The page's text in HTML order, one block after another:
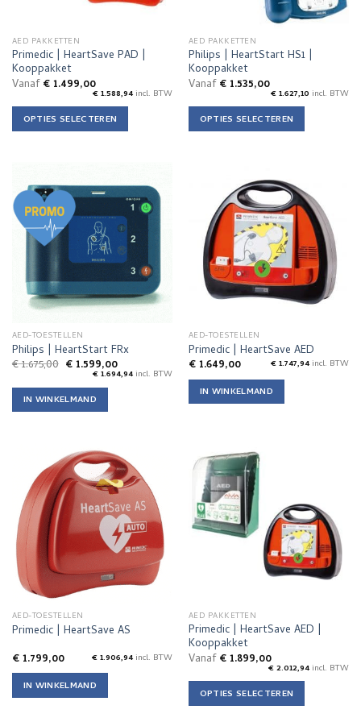
productpagina
productpagina
AED PAKKETTEN
Primedic | HeartSave PAD |
Kooppakket
Vanaf€1.499,00€1.588,94 incl. BTW
OPTIES SELECTEREN
meerdere
variaties.
Deze
optie
gekozen
worden
productpagina
AED PAKKETTEN
Philips | HeartStart HS1 |
Kooppakket
Vanaf€1.535,00€1.627,10 incl. BTW
OPTIES SELECTEREN
meerdere
variaties.
Deze
optie
kan
gekozen
worden
productpagina
AED-TOESTELLEN
Philips | HeartStart FRx
€1.675,00 Oorspronkelijke
was:
€ 1.675,00.
€1.599,00Huidige
prijs
€1.694,94 incl. BTW
IN WINKELMAND
AED-TOESTELLEN
Primedic | HeartSave AED
€1.649,00 €1.747,94 incl. BTW
IN WINKELMAND
AED-TOESTELLEN
Primedic | HeartSave AS
€1.799,00 €1.906,94 incl. BTW
IN WINKELMAND
AED PAKKETTEN
Primedic | HeartSave AED |
Kooppakket
Vanaf€1.899,00€2.012,94 incl. BTW
OPTIES SELECTEREN